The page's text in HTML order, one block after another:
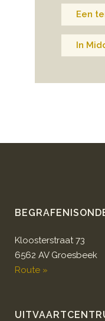
Een
In
Kloosterstraat 73
6562 AV Groesbeek
Route »